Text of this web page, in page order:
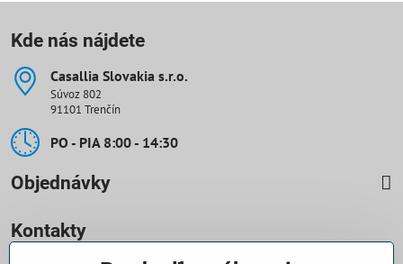
Kde nás nájdete
Casallia Slovakia s​.r​.o​.
Súvoz 802
91101 Trenčín
PO - PIA 8:00 - 14:30
Objednávky
Kontakty